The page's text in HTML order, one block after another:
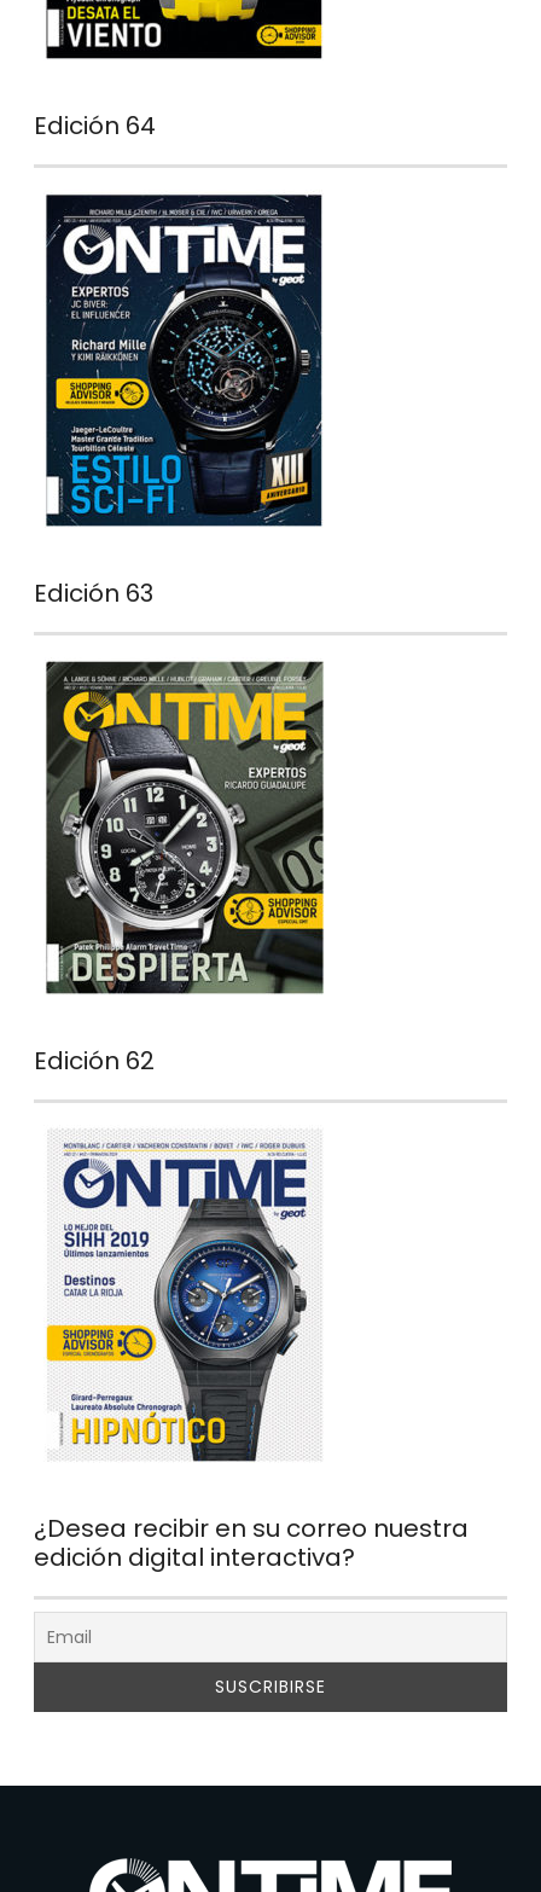
Edición 64
Edición 63
Edición 62
¿Desea recibir en su correo nuestra
edición digital interactiva?